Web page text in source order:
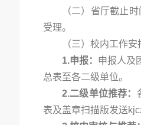
（二）省厅截止
受理。
（三）校内工作安
1.申报： 申报人及
总表至各二级单位。
2.二级单位推荐：
表及盖章扫描版发送